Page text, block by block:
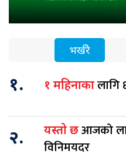
भर्खरै
१. १ महिनाकालागि
२. यस्तो छआजको
विनिमयदर